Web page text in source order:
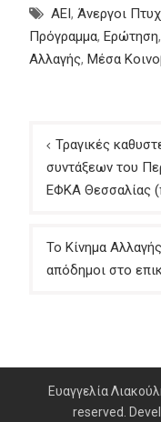
ΑΕΙ, Άνεργοι
Πρόγραμμα, Ερώτηση,
Αλλαγής, Μέσα
Πλοήγηση
άρθρων
Τραγικές
συντάξεων του
ΕΦΚΑ Θεσσαλίας
Το Κίνημα
απόδημοι στο
Ευαγγελία
reserved.